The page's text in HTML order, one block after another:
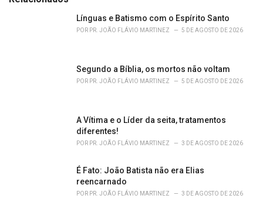
r:
Línguas e Batismo com o Espírito Santo
POR PR. JOÃO FLÁVIO MARTINEZ 5 DE AGOSTO DE 2026
Segundo a Bíblia, os mortos não voltam
POR PR. JOÃO FLÁVIO MARTINEZ 5 DE AGOSTO DE 2026
A Vítima e o Líder da seita, tratamentos
diferentes!
POR PR. JOÃO FLÁVIO MARTINEZ 3 DE AGOSTO DE 2026
É Fato: João Batista não era Elias
reencarnado
POR PR. JOÃO FLÁVIO MARTINEZ 3 DE AGOSTO DE 2026